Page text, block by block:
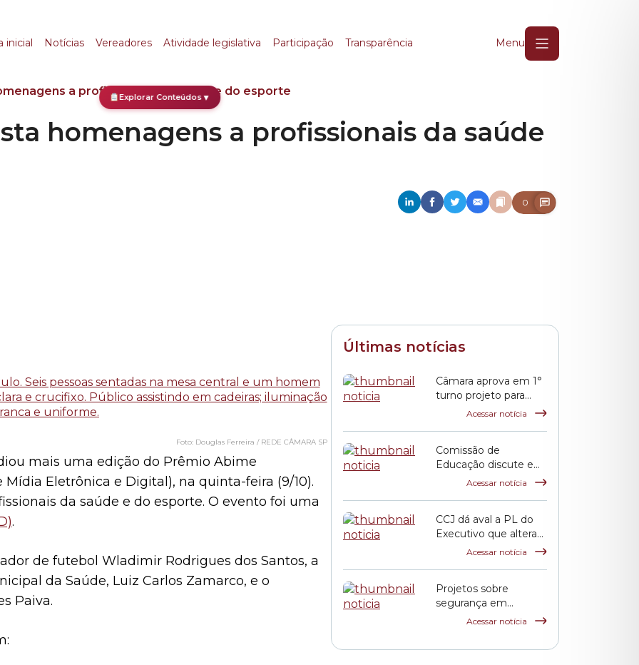
Explorar Conteúdos▼
inicial Notícias Vereadores Atividade legislativa Participação Transparência Menu
a profissionais da saúde e do esporte
homenagens a profissionais da saúde
0
Douglas Ferreira / REDE CÂMARA SP
mais uma edição do Prêmio Abime
Eletrônica e Digital), na quinta-feira (9/10).
da saúde e do esporte. O evento foi uma
.
de futebol Wladimir Rodrigues dos Santos, a
da Saúde, Luiz Carlos Zamarco, e o
Paiva.
Últimas notícias
Câmara aprova em 1°
turno projeto para
incentivar pagamento
Acessar notícia
Comissão de
Educação discute em
audiência prestação
Acessar notícia
CCJ dá aval a PL do
Executivo que altera
índice de reajuste para
Acessar notícia
Projetos sobre
segurança em
eventos públicos e
Acessar notícia